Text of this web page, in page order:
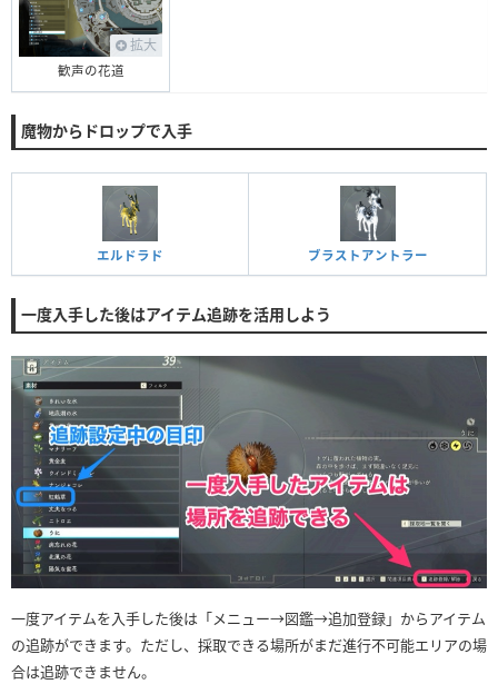
拡大
歓声の花道
魔物からドロップで入手
エルドラド ブラストアントラー
一度入手した後はアイテム追跡を活用しよう
一度アイテムを入手した後は「メニュー→図鑑→追加登録」からアイテム
の追跡ができます。ただし、採取できる場所がまだ進行不可能エリアの場
合は追跡できません。